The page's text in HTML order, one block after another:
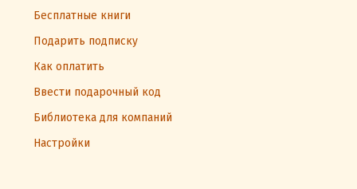
Бесплатные книги
Подарить подписку
Как оплатить
Ввести подарочный код
Библиотека для компаний
Настройки